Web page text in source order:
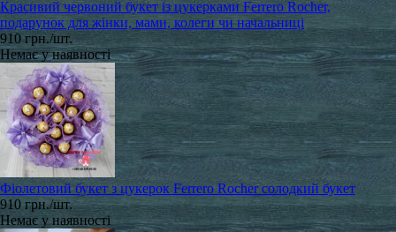
Красивий червоний букет із цукерками Ferrero Rocher,
подарунок для жінки, мами, колеги чи начальниці
910 грн./шт.
Немає у наявності
Фіолетовий букет з цукерок Ferrero Rocher солодкий букет
910 грн./шт.
Немає у наявності